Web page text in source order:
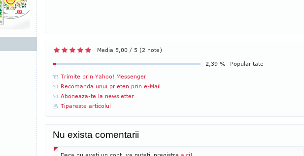
Media 5,00 / 5 (2 note)
Popularitate
2,39 %
Trimite prin Yahoo! Messenger
Recomanda unui prieten prin e-Mail
Aboneaza-te la newsletter
Tipareste articolul
Nu exista comentarii